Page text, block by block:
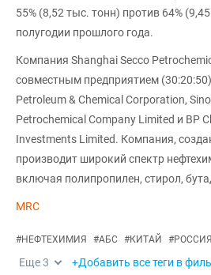
55% (8,52 тыс. тонн) против 64%
полугодии прошлого года.
Компания Shanghai Secco
совместным предприятием
Petroleum & Chemical Corporation,
Petrochemical Company Limited и BP
Investments Limited. Компания,
производит широкий спектр
включая полипропилен, стирол,
MRC
#НЕФТЕХИМИЯ #АБС #КИТАЙ #РОССИЯ
Еще3 +Добавить все теги в